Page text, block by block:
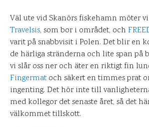
Väl ute vid Skanörs fiskehamn möter
Travelsis, som bor i området, och
varit på snabbvisit i Polen. Det blir en
de härliga stränderna och lite span på
vi slår oss ner och äter en riktigt fin
Fingermat och säkert en timmes prat
ingenting. Det hör inte till
med kollegor det senaste året, så det
välkommet tillskott.